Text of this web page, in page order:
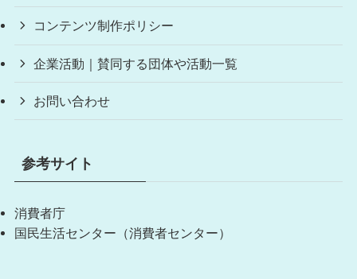
コンテンツ制作ポリシー
企業活動｜賛同する団体や活動一覧
お問い合わせ
参考サイト
消費者庁
国民生活センター（消費者センター）